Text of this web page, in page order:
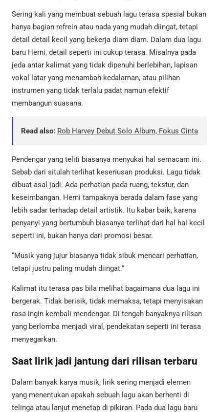
Sering kali yang membuat sebuah lagu terasa spesial bukan
hanya bagian refrein atau nada yang mudah diingat, tetapi
detail detail kecil yang bekerja diam diam. Dalam dua lagu
baru Herni, detail seperti ini cukup terasa. Misalnya pada
jeda antar kalimat yang tidak dipenuhi berlebihan, lapisan
vokal latar yang menambah kedalaman, atau pilihan
instrumen yang tidak terlalu padat namun efektif
membangun suasana.
Read also: Rob Harvey Debut Solo Album, Fokus Cinta
Pendengar yang teliti biasanya menyukai hal semacam ini.
Sebab dari situlah terlihat keseriusan produksi. Lagu tidak
dibuat asal jadi. Ada perhatian pada ruang, tekstur, dan
keseimbangan. Herni tampaknya berada dalam fase yang
lebih sadar terhadap detail artistik. Itu kabar baik, karena
penyanyi yang bertumbuh biasanya terlihat dari hal hal kecil
seperti ini, bukan hanya dari promosi besar.
“Musik yang jujur biasanya tidak sibuk mencari perhatian,
tetapi justru paling mudah diingat.”
Kalimat itu terasa pas bila melihat bagaimana dua lagu ini
bergerak. Tidak berisik, tidak memaksa, tetapi menyisakan
rasa ingin kembali mendengar. Di tengah banyaknya rilisan
yang berlomba menjadi viral, pendekatan seperti ini terasa
menyegarkan.
Saat lirik jadi jantung dari rilisan terbaru
Dalam banyak karya musik, lirik sering menjadi elemen
yang menentukan apakah sebuah lagu akan berhenti di
telinga atau lanjut menetap di pikiran. Pada dua lagu baru